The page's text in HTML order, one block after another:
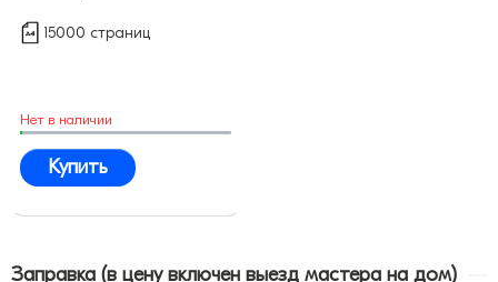
15000 страниц
Нет в наличии
Купить
Заправка (в цену включен выезд мастера на дом)